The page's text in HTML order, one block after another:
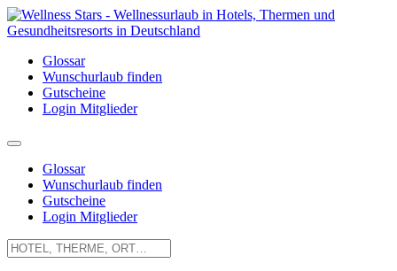
Glossar
Wunschurlaub finden
Gutscheine
Login Mitglieder
Glossar
Wunschurlaub finden
Gutscheine
Login Mitglieder